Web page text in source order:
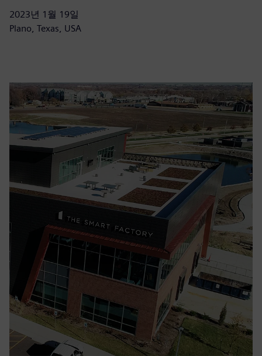
2023년 1월 19일
Plano, Texas, USA